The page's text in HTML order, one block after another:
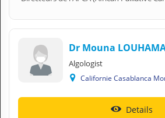
Dr Mouna
Algologist
Californie Casablanca
Details